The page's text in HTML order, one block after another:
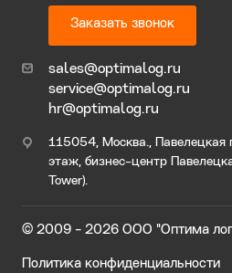
Заказать звонок
sales@optimalog.ru
service@optimalog.ru
hr@optimalog.ru
115054, Москва., Павелецкая
этаж, бизнес-центр
Tower).
© 2009 - 2026 ООО "Оптима
Политика конфиденциальности